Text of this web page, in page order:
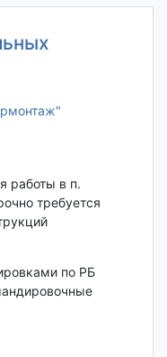
работы в п.
требуется
по РБ